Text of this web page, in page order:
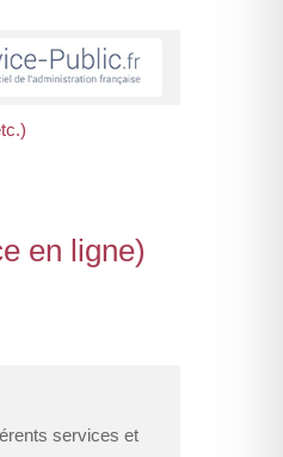
en ligne)
services et